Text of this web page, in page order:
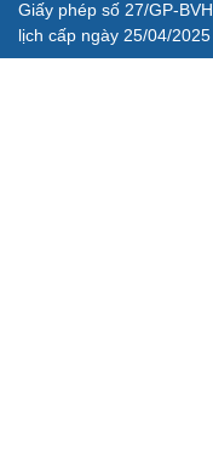
Giấy phép số 27/GP-
lịch cấp ngày 25/04/2025